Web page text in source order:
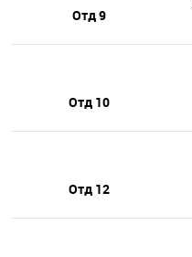
Отд 9
Отд 10
Отд 12